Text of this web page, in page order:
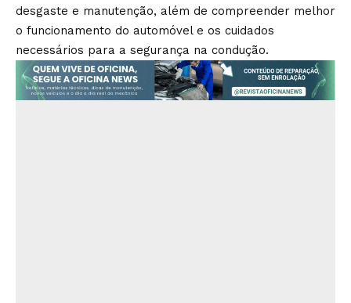
desgaste e manutenção, além de compreender melhor
o funcionamento do automóvel e os cuidados
necessários para a segurança na condução.